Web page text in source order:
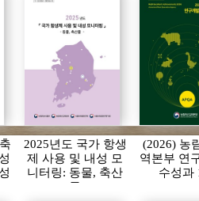
2025년도 국가 항생
제 사용 및 내성 모
니터링: 동물, 축산
물
(2026) 농
역본부 연
수성과